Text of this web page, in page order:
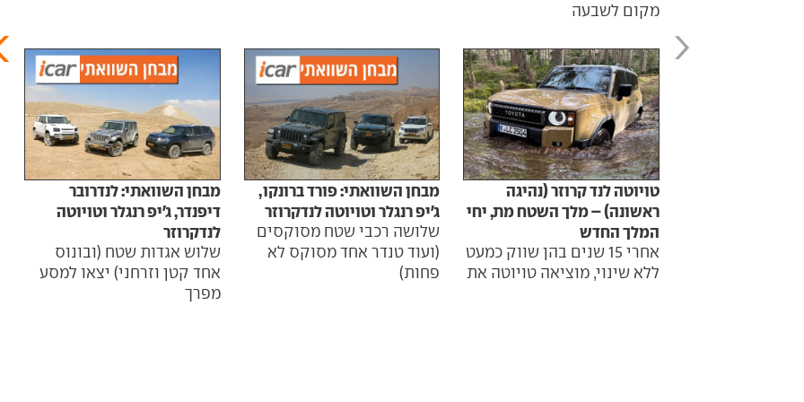
מקום לשבעה
טויוטה לנד קרוזר (נהיגה
ראשונה) – מלך השטח מת, יחי
המלך החדש
אחרי 15 שנים בהן שווק כמעט
ללא שינוי, מוציאה טויוטה את
מבחן השוואתי: פורד ברונקו,
ג'יפ רנגלר וטויוטה לנדקרוזר
שלושה רכבי שטח מסוקסים
(ועוד טנדר אחד מסוקס לא
פחות)
מבחן השוואתי: לנדרובר
דיפנדר, ג'יפ רנגלר וטויוטה
לנדקרוזר
שלוש אגדות שטח (ובונוס
אחד קטן וזרחני) יצאו למסע
מפרך